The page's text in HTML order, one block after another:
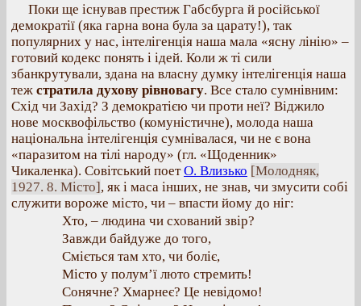
Поки ще існував престиж Габсбурга й російської
демократії (яка гарна вона була за царату!), так
популярних у нас, інтелігенція наша мала «ясну лінію» –
готовий кодекс понять і ідей. Коли ж ті сили
збанкрутували, здана на власну думку інтелігенція наша
теж стратила духову рівновагу. Все стало сумнівним:
Схід чи Захід? З демократією чи проти неї? Віджило
нове москвофільство (комуністичне), молода наша
національна інтелігенція сумнівалася, чи не є вона
«паразитом на тілі народу» (гл. «Щоденник»
Чикаленка). Совітський поетО. Влизько [Молодняк,
1927. 8. Місто], як і маса інших, не знав, чи змусити собі
служити вороже місто, чи – впасти йому до ніг:
Хто, – людина чи схований звір?
Завжди байдуже до того,
Сміється там хто, чи боліє,
Місто у полум’ї люто стремить!
Сонячне? Хмарнеє? Це невідомо!